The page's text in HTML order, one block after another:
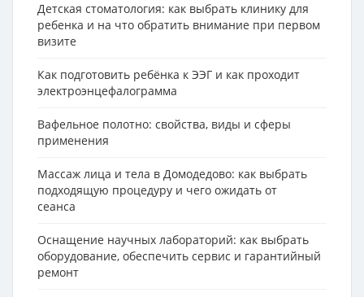
Детская стоматология: как выбрать клинику для
ребенка и на что обратить внимание при первом
визите
Как подготовить ребёнка к ЭЭГ и как проходит
электроэнцефалограмма
Вафельное полотно: свойства, виды и сферы
применения
Массаж лица и тела в Домодедово: как выбрать
подходящую процедуру и чего ожидать от
сеанса
Оснащение научных лабораторий: как выбрать
оборудование, обеспечить сервис и гарантийный
ремонт